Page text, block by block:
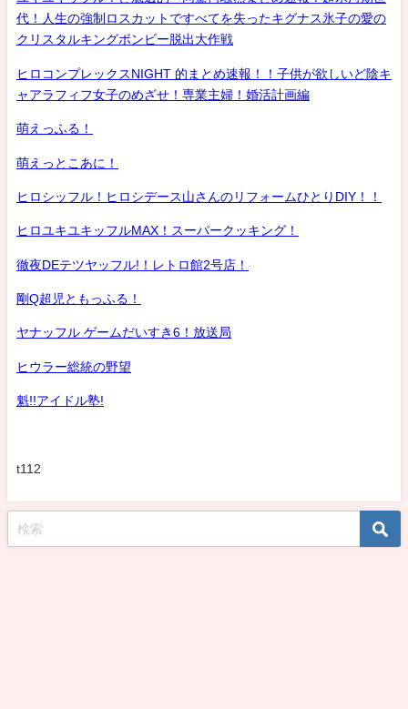
代！人生の強制ロスカットですべてを失ったキグナス氷子の愛の
クリスタルキングボンビー脱出大作戦
ヒロコンプレックスNIGHT 的まとめ速報！！子供が欲しいど陰キ
ャアラフィフ女子のめざせ！専業主婦！婚活計画編
萌えっふる！
萌えっとこあに！
ヒロシッフル！ヒロシデース山さんのリフォームひとりDIY！！
ヒロユキユキッフルMAX！スーパークッキング！
徹夜DEテツヤッフル!！レトロ館2号店！
剛Q超児ともっふる！
ヤナッフル ゲームだいすき6！放送局
ヒウラー総統の野望
魁!!アイドル塾!
t112